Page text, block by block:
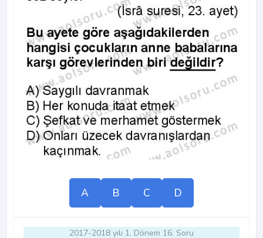
A B C D
2017-2018 yılı 1. Dönem 16. Soru